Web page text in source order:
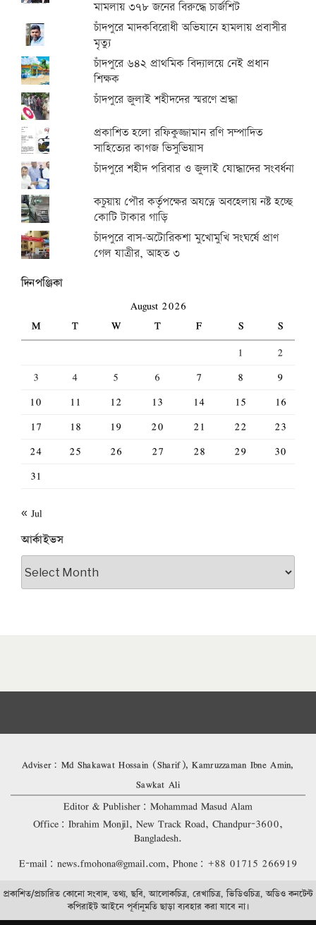
মামলায় ৩৭৮ জনের বিরুদ্ধে চার্জশিট
চাঁদপুরে মাদকবিরোধী অভিযানে হামলায় প্রবাসীর
মৃত্যু
চাঁদপুরে ৬৪২ প্রাথমিক বিদ্যালয়ে নেই প্রধান
শিক্ষক
চাঁদপুরে জুলাই শহীদদের স্মরণে শ্রদ্ধা
প্রকাশিত হলো রফিকুজ্জামান রণি সম্পাদিত
সাহিত্যের কাগজ ভিসুভিয়াস
চাঁদপুরে শহীদ পরিবার ও জুলাই যোদ্ধাদের সংবর্ধনা
কচুয়ায় পৌর কর্তৃপক্ষের অযত্নে অবহেলায় নষ্ট হচ্ছে
কোটি টাকার গাড়ি
চাঁদপুরে বাস-অটোরিকশা মুখোমুখি সংঘর্ষে প্রাণ
গেল যাত্রীর, আহত ৩
দিনপঞ্জিকা
August 2026
M
T W T F S
S
1
2
3
4 5 6 7 8
9
10
11 12 13 14 15
16
17
18 19 20 21 22
23
24
25 26 27 28 29
30
31
« Jul
আর্কাইভস
আর্কাইভস
Adviser: Md Shakawat Hossain (Sharif), Kamruzzaman Ibne Amin,
Sawkat Ali
Editor & Publisher: Mohammad Masud Alam
Office: Ibrahim Monjil, New Track Road, Chandpur-3600,
Bangladesh.
E-mail: news.fmohona@gmail.com, Phone: +88 01715 266919
প্রকাশিত/প্রচারিত কোনো সংবাদ, তথ্য, ছবি, আলোকচিত্র, রেখাচিত্র, ভিডিওচিত্র, অডিও কনটেন্ট
কপিরাইট আইনে পূর্বানুমতি ছাড়া ব্যবহার করা যাবে না।